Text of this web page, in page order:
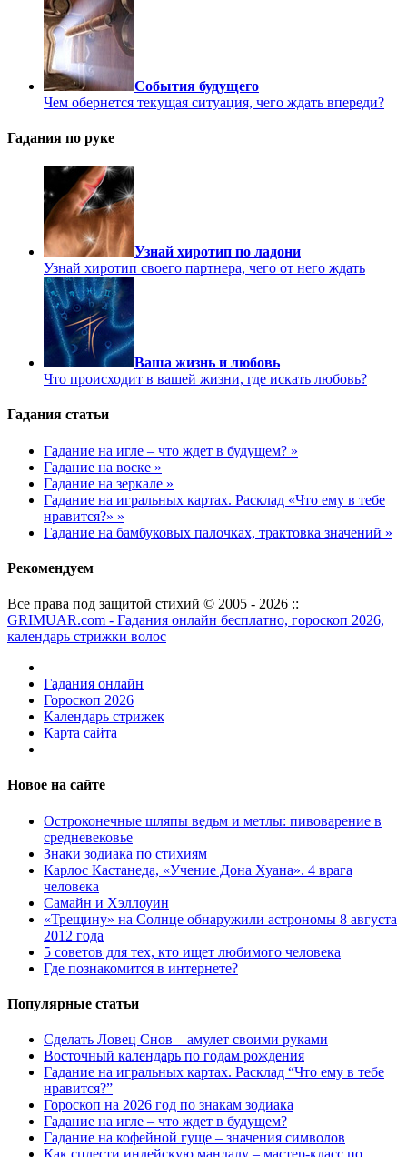
События будущего
Чем обернется текущая ситуация, чего ждать впереди?
Гадания по руке
Узнай хиротип по ладони
Узнай хиротип своего партнера, чего от него ждать
Ваша жизнь и любовь
Что происходит в вашей жизни, где искать любовь?
Гадания статьи
Гадание на игле – что ждет в будущем? »
Гадание на воске »
Гадание на зеркале »
Гадание на игральных картах. Расклад «Что ему в тебе
нравится?» »
Гадание на бамбуковых палочках, трактовка значений »
Рекомендуем
Все права под защитой стихий © 2005 - 2026 ::
GRIMUAR.com - Гадания онлайн бесплатно, гороскоп 2026,
календарь стрижки волос
Гадания онлайн
Гороскоп 2026
Календарь стрижек
Карта сайта
Новое на сайте
Остроконечные шляпы ведьм и метлы: пивоварение в
средневековье
Знаки зодиака по стихиям
Карлос Кастанеда, «Учение Дона Хуана». 4 врага
человека
Самайн и Хэллоуин
«Трещину» на Солнце обнаружили астрономы 8 августа
2012 года
5 советов для тех, кто ищет любимого человека
Где познакомится в интернете?
Популярные статьи
Сделать Ловец Снов – амулет своими руками
Восточный календарь по годам рождения
Гадание на игральных картах. Расклад “Что ему в тебе
нравится?”
Гороскоп на 2026 год по знакам зодиака
Гадание на игле – что ждет в будущем?
Гадание на кофейной гуще – значения символов